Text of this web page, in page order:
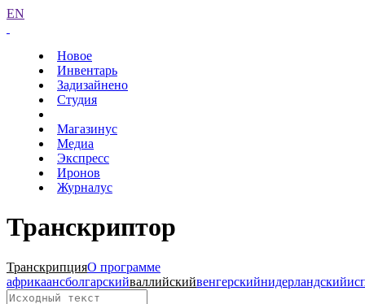
EN
Новое
Инвентарь
Задизайнено
Студия
Магазинус
Медиа
Экспресс
Иронов
Журналус
Транскриптор
ТранскрипцияО программе
африкаансболгарскийваллийскийвенгерскийнидерландский